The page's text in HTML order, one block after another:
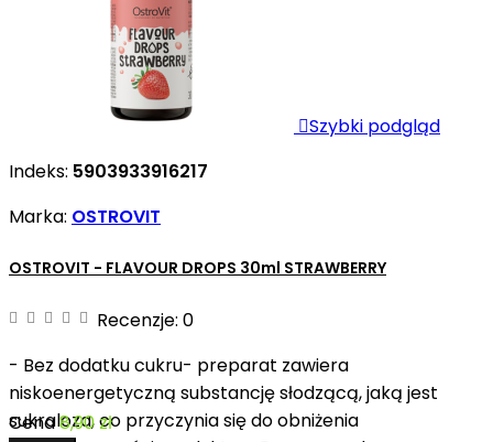
Szybki podgląd
Indeks: 5903933916217
Marka: OSTROVIT
OSTROVIT - FLAVOUR DROPS 30ml STRAWBERRY
Recenzje: 0
- Bez dodatku cukru- preparat zawiera
niskoenergetyczną substancję słodzącą, jaką jest
sukraloza, co przyczynia się do obniżenia
Cena8,90 zł